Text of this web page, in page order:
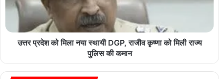
उत्तर प्रदेश को मिला नया स्थायी DGP, राजीव कृष्णा को मिली राज्य
पुलिस की कमान